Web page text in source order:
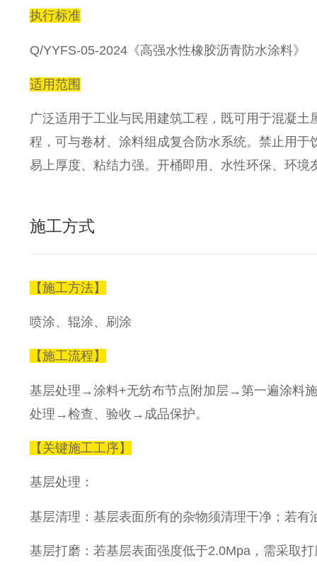
执行标准
Q/YYFS-05-2024《高强水性橡胶沥青防水涂料》
适用范围
广泛适用于工业与民用建筑工程，既可用于混凝
程，可与卷材、涂料组成复合防水系统。禁止用
易上厚度、粘结力强。开桶即用、水性环保、环境
施工方式
【施工方法】
喷涂、辊涂、刷涂
【施工流程】
基层处理→涂料+无纺布节点附加层→第一遍涂料
处理→检查、验收→成品保护。
【关键施工工序】
基层处理：
基层清理：基层表面所有的杂物须清理干净；若
基层打磨：若基层表面强度低于2.0Mpa，需采取